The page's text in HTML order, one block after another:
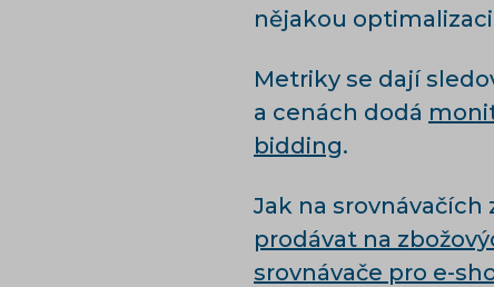
nějakou
Metriky se dají
a cenách dodá
bidding.
Jak na
prodávat na
srovnávače pro e-